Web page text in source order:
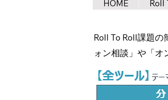
HOME Roll
Roll To Roll課題
ォン相談」や「オ